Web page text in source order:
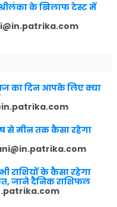
के खिलाफ टेस्ट में
का दिन आपके लिए क्या
से मीन तक कैसा रहेगा
राशियों के कैसा रहेगा
जाने दैनिक राशिफल